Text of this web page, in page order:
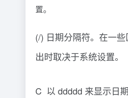
置。
(/) 日期分隔符。在一
出时取决于系统设置。
C 以 ddddd 来显示日